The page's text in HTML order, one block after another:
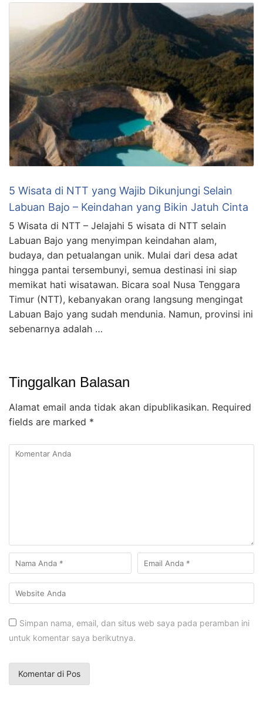
5 Wisata di NTT yang Wajib Dikunjungi Selain
Labuan Bajo – Keindahan yang Bikin Jatuh Cinta
5 Wisata di NTT – Jelajahi 5 wisata di NTT selain
Labuan Bajo yang menyimpan keindahan alam,
budaya, dan petualangan unik. Mulai dari desa adat
hingga pantai tersembunyi, semua destinasi ini siap
memikat hati wisatawan. Bicara soal Nusa Tenggara
Timur (NTT), kebanyakan orang langsung mengingat
Labuan Bajo yang sudah mendunia. Namun, provinsi ini
sebenarnya adalah …
Tinggalkan Balasan
Alamat email anda tidak akan dipublikasikan. Required
fields are marked *
Simpan nama, email, dan situs web saya pada peramban ini
untuk komentar saya berikutnya.